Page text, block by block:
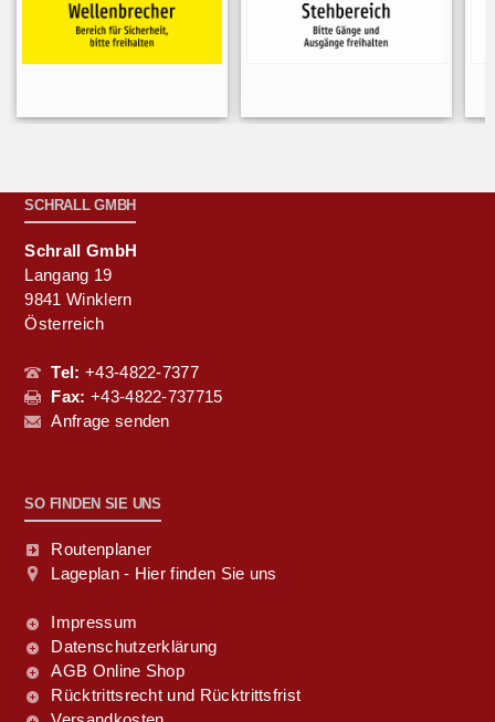
SCHRALL GMBH
Schrall GmbH
Langang 19
9841 Winklern
Österreich
Tel: +43-4822-7377
Fax: +43-4822-737715
Anfrage senden
SO FINDEN SIE UNS
Routenplaner
Lageplan - Hier finden Sie uns
Impressum
Datenschutzerklärung
AGB Online Shop
Rücktrittsrecht und Rücktrittsfrist